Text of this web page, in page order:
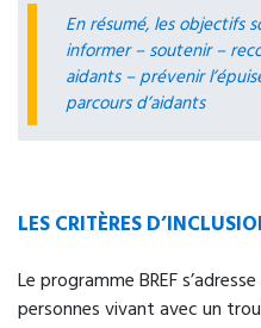
En résumé, les objectifs
informer – soutenir –
aidants – prévenir
parcours d’aidants
LES CRITÈRES
Le programme BREF
personnes vivant avec un